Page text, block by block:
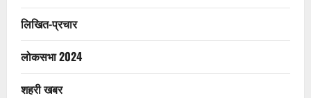
लिखित-प्रचार
लोकसभा 2024
शहरी खबर